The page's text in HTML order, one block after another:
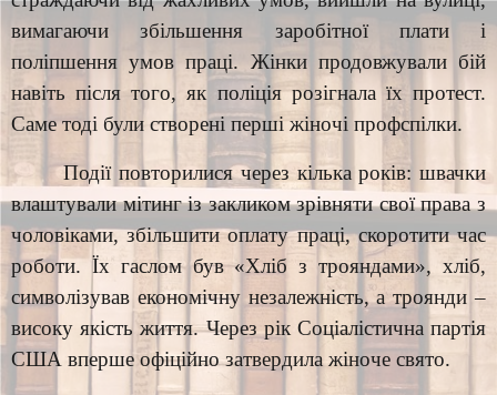
вимагаючи збільшення заробітної плати і
поліпшення умов праці. Жінки продовжували бій
навіть після того, як поліція розігнала їх протест.
Саме тоді були створені перші жіночі профспілки.
Події повторилися через кілька років: швачки
влаштували мітинг із закликом зрівняти свої права з
чоловіками, збільшити оплату праці, скоротити час
роботи. Їх гаслом був «Хліб з трояндами», хліб,
символізував економічну незалежність, а троянди –
високу якість життя. Через рік Соціалістична партія
США вперше офіційно затвердила жіноче свято.